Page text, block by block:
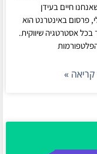
חיים בעידן
פרסום באינטרנט הוא
בכל אסטרטגיה שיווקית.
»